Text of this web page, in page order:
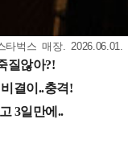
벅스 매장. 2026.06.01.